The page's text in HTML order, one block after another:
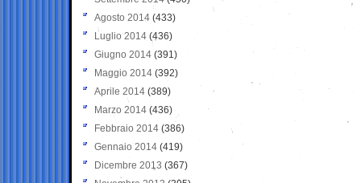
Agosto 2014 (433)
Luglio 2014 (436)
Giugno 2014 (391)
Maggio 2014 (392)
Aprile 2014 (389)
Marzo 2014 (436)
Febbraio 2014 (386)
Gennaio 2014 (419)
Dicembre 2013 (367)